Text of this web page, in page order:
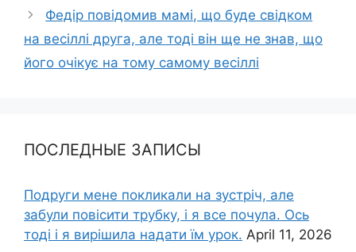
Федір повідомив мамі, що буде свідком
на весіллі друга, але тоді він ще не знав, що
його очікує на тому самому весіллі
ПОСЛЕДНЫЕ ЗАПИСЫ
Подруги мене покликали на зустріч, але
забули повісити трубку, і я все почула. Ось
тоді і я вирішила надати їм урок. April 11, 2026